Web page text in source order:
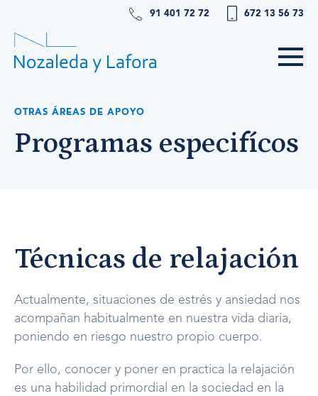
91 401 72 72 672 13 56 73
OTRAS ÁREAS DE APOYO
Programas especifícos
Técnicas de relajación
Actualmente, situaciones de estrés y ansiedad nos
acompañan habitualmente en nuestra vida diaria,
poniendo en riesgo nuestro propio cuerpo.
Por ello, conocer y poner en practica la relajación
es una habilidad primordial en la sociedad en la